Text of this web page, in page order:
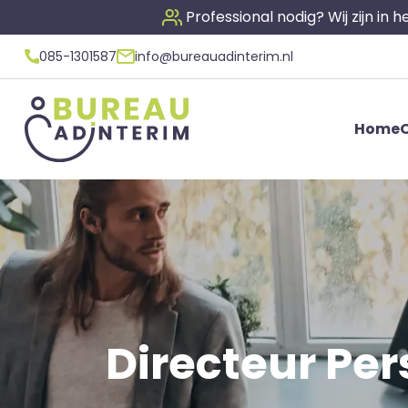
Professional nodig? Wij zijn in
085-1301587 info@bureauadinterim.nl
Home
Directeur